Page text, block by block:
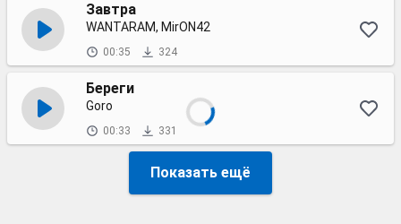
Завтра
WANTARAM, MirON42
00:35 324
Береги
Goro
00:33 331
Показать ещё